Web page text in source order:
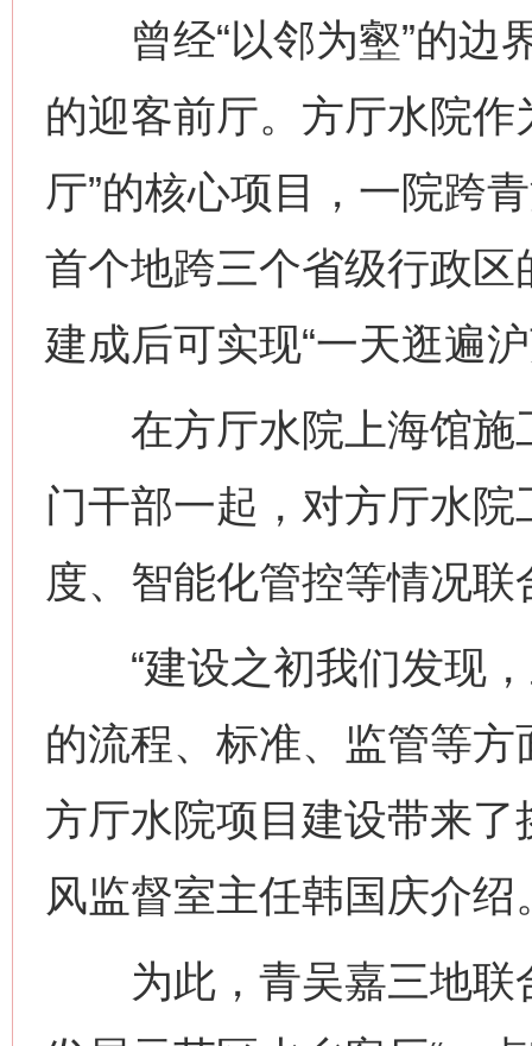
曾经“以邻为壑”的边
的迎客前厅。方厅水院
厅”的核心项目，一院跨
首个地跨三个省级行政
建成后可实现“一天逛遍
在方厅水院上海馆施
门干部一起，对方厅水
度、智能化管控等情况
“建设之初我们发现，
的流程、标准、监管等
方厅水院项目建设带来了
风监督室主任韩国庆介绍
为此，青吴嘉三地联